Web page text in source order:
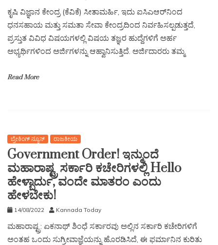
ಕೃಷಿ ವಿಜ್ಞಾನ ಕೇಂದ್ರ (ಕೆವಿಕೆ) ಸೀತಾಮರ್ಹಿ, ಇದು ಐಸಿಎಆರ್‌ನಿಂದ
ಧನಸಹಾಯ ಮತ್ತು ಸಮತಾ ಸೇವಾ ಕೇಂದ್ರದಿಂದ ನಿರ್ವಹಿಸಲ್ಪಡುತ್ತದೆ,
ಪ್ರಸ್ತುತ ವಿವಿಧ ವಿಷಯಗಳಲ್ಲಿ ವಿಷಯ ತಜ್ಞರ ಹುದ್ದೆಗಳಿಗೆ ಅರ್ಹ
ಅಭ್ಯರ್ಥಿಗಳಿಂದ ಅರ್ಜಿಗಳನ್ನು ಆಹ್ವಾನಿಸುತ್ತಿದೆ. ಅರ್ಜಿದಾರರು ತಮ್ಮ
Read More
ಬ್ರೇಕಿಂಗ್ ನ್ಯೂಸ್ ರಾಜಕೀಯ
Government Order! ಇನ್ಮುಂದೆ
ಮಹಾರಾಷ್ಟ್ರ ಸರ್ಕಾರಿ ಕಚೇರಿಗಳಲ್ಲಿ Hello
ಹೇಳ್ಬಾರ್ದು, ವಂದೇ ಮಾತರಂ ಎಂದು
ಹೇಳಬೇಕು!
14/08/2022 Kannada Today
ಮಹಾರಾಷ್ಟ್ರ: ಏಕನಾಥ್ ಶಿಂಧೆ ಸರ್ಕಾರವು ಅಲ್ಲಿನ ಸರ್ಕಾರಿ ಕಚೇರಿಗಳಿಗೆ
ಅಂತಹ ಒಂದು ಸುಗ್ರೀವಾಜ್ಞೆಯನ್ನು ಹೊರಡಿಸಿದೆ, ಈ ಫರ್ಮಾನಿನ ಕುರಿತು